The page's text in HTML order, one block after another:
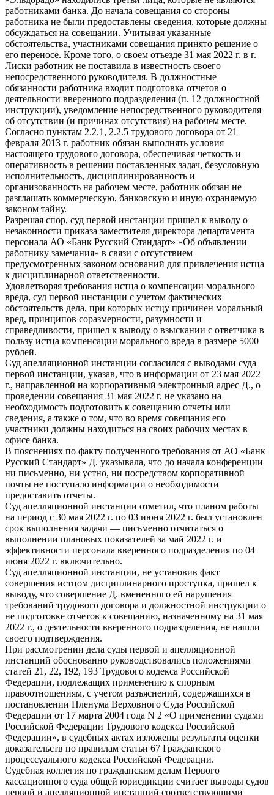
работниками банка. До начала совещания со стороны
работника не были предоставлены сведения, которые должны
обсуждаться на совещании. Учитывая указанные
обстоятельства, участниками совещания принято решение о
его переносе. Кроме того, о своем отъезде 31 мая 2022 г. в г.
Лиски работник не поставила в известность своего
непосредственного руководителя. В должностные
обязанности работника входит подготовка отчетов о
деятельности вверенного подразделения (п. 12 должностной
инструкции), уведомление непосредственного руководителя
об отсутствии (и причинах отсутствия) на рабочем месте.
Согласно пунктам 2.2.1, 2.2.5 трудового договора от 21
февраля 2013 г. работник обязан выполнять условия
настоящего трудового договора, обеспечивая четкость и
оперативность в решении поставленных задач, безусловную
исполнительность, дисциплинированность и
организованность на рабочем месте, работник обязан не
разглашать коммерческую, банковскую и иную охраняемую
законом тайну.
Разрешая спор, суд первой инстанции пришел к выводу о
незаконности приказа заместителя директора департамента
персонала АО «Банк Русский Стандарт» «Об объявлении
работнику замечания» в связи с отсутствием
предусмотренных законом оснований для привлечения истца
к дисциплинарной ответственности.
Удовлетворяя требования истца о компенсации морального
вреда, суд первой инстанции с учетом фактических
обстоятельств дела, при которых истцу причинен моральный
вред, принципов соразмерности, разумности и
справедливости, пришел к выводу о взыскании с ответчика в
пользу истца компенсации морального вреда в размере 5000
рублей.
Суд апелляционной инстанции согласился с выводами суда
первой инстанции, указав, что в информации от 23 мая 2022
г., направленной на корпоративный электронный адрес Д., о
проведении совещания 31 мая 2022 г. не указано на
необходимость подготовить к совещанию отчеты или
сведения, а также о том, что во время совещания его
участники должны находиться на своих рабочих местах в
офисе банка.
В пояснениях по факту полученного требования от АО «Банк
Русский Стандарт» Д. указывала, что до начала конференции
ни письменно, ни устно, ни посредством корпоративной
почты не поступало информации о необходимости
предоставить отчеты.
Суд апелляционной инстанции отметил, что планом работы
на период с 30 мая 2022 г. по 03 июня 2022 г. был установлен
срок выполнения задачи — письменно отчитаться о
выполнении плановых показателей за май 2022 г. и
эффективности персонала вверенного подразделения по 04
июня 2022 г. включительно.
Суд апелляционной инстанции, не установив факт
совершения истцом дисциплинарного проступка, пришел к
выводу, что совершение Д. вмененного ей нарушения
требований трудового договора и должностной инструкции о
не подготовке отчетов к совещанию, назначенному на 31 мая
2022 г., о деятельности вверенного подразделения, не нашли
своего подтверждения.
При рассмотрении дела суды первой и апелляционной
инстанций обоснованно руководствовались положениями
статей 21, 22, 192, 193 Трудового кодекса Российской
Федерации, подлежащих применению к спорным
правоотношениям, с учетом разъяснений, содержащихся в
постановлении Пленума Верховного Суда Российской
Федерации от 17 марта 2004 года N 2 «О применении судами
Российской Федерации Трудового кодекса Российской
Федерации», в судебных актах изложены результаты оценки
доказательств по правилам статьи 67 Гражданского
процессуального кодекса Российской Федерации.
Судебная коллегия по гражданским делам Первого
кассационного суда общей юрисдикции считает выводы судов
первой и апелляционной инстанций соответствующими